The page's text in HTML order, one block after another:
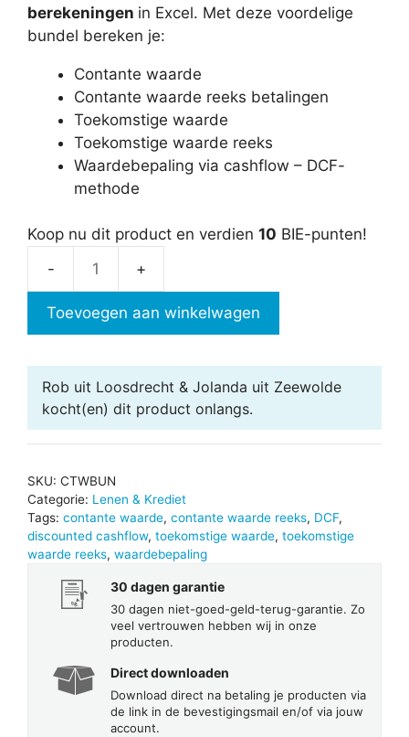
berekeningen in Excel. Met deze voordelige
bundel bereken je:
Contante waarde
Contante waarde reeks betalingen
Toekomstige waarde
Toekomstige waarde reeks
Waardebepaling via cashflow – DCF-
methode
Koop nu dit product en verdien 10 BIE-punten!
toekomstige
berekeningen
aantal
Toevoegen aan winkelwagen
Rob uit Loosdrecht & Jolanda uit Zeewolde
kocht(en) dit product onlangs.
SKU: CTWBUN
Categorie: Lenen & Krediet
Tags: contante waarde, contante waarde reeks, DCF,
discounted cashflow, toekomstige waarde, toekomstige
waarde reeks, waardebepaling
30 dagen garantie
30 dagen niet-goed-geld-terug-garantie. Zo
veel vertrouwen hebben wij in onze
producten.
Direct downloaden
Download direct na betaling je producten via
de link in de bevestigingsmail en/of via jouw
account.